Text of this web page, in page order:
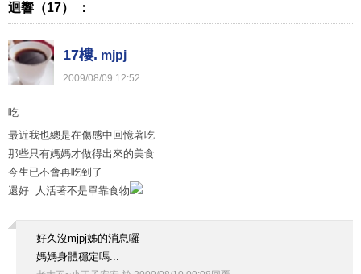
迴響（17） ：
17樓. mjpj
2009/08/09 12:52
吃
最近我也總是在傷感中回憶著吃
那些只有媽媽才做得出來的美食
今生已不會再吃到了
還好 人活著不是單靠食物
好久沒mjpj姊的消息囉
媽媽身體穩定嗎...